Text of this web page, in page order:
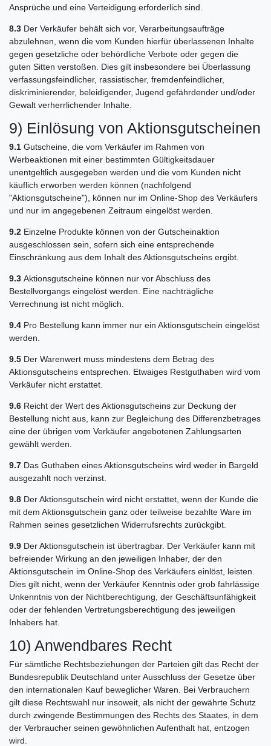
Ansprüche und eine Verteidigung erforderlich sind.
8.3 Der Verkäufer behält sich vor, Verarbeitungsaufträge
abzulehnen, wenn die vom Kunden hierfür überlassenen Inhalte
gegen gesetzliche oder behördliche Verbote oder gegen die
guten Sitten verstoßen. Dies gilt insbesondere bei Überlassung
verfassungsfeindlicher, rassistischer, fremdenfeindlicher,
diskriminierender, beleidigender, Jugend gefährdender und/oder
Gewalt verherrlichender Inhalte.
9) Einlösung von Aktionsgutscheinen
9.1 Gutscheine, die vom Verkäufer im Rahmen von
Werbeaktionen mit einer bestimmten Gültigkeitsdauer
unentgeltlich ausgegeben werden und die vom Kunden nicht
käuflich erworben werden können (nachfolgend
"Aktionsgutscheine"), können nur im Online-Shop des Verkäufers
und nur im angegebenen Zeitraum eingelöst werden.
9.2 Einzelne Produkte können von der Gutscheinaktion
ausgeschlossen sein, sofern sich eine entsprechende
Einschränkung aus dem Inhalt des Aktionsgutscheins ergibt.
9.3 Aktionsgutscheine können nur vor Abschluss des
Bestellvorgangs eingelöst werden. Eine nachträgliche
Verrechnung ist nicht möglich.
9.4 Pro Bestellung kann immer nur ein Aktionsgutschein eingelöst
werden.
9.5 Der Warenwert muss mindestens dem Betrag des
Aktionsgutscheins entsprechen. Etwaiges Restguthaben wird vom
Verkäufer nicht erstattet.
9.6 Reicht der Wert des Aktionsgutscheins zur Deckung der
Bestellung nicht aus, kann zur Begleichung des Differenzbetrages
eine der übrigen vom Verkäufer angebotenen Zahlungsarten
gewählt werden.
9.7 Das Guthaben eines Aktionsgutscheins wird weder in Bargeld
ausgezahlt noch verzinst.
9.8 Der Aktionsgutschein wird nicht erstattet, wenn der Kunde die
mit dem Aktionsgutschein ganz oder teilweise bezahlte Ware im
Rahmen seines gesetzlichen Widerrufsrechts zurückgibt.
9.9 Der Aktionsgutschein ist übertragbar. Der Verkäufer kann mit
befreiender Wirkung an den jeweiligen Inhaber, der den
Aktionsgutschein im Online-Shop des Verkäufers einlöst, leisten.
Dies gilt nicht, wenn der Verkäufer Kenntnis oder grob fahrlässige
Unkenntnis von der Nichtberechtigung, der Geschäftsunfähigkeit
oder der fehlenden Vertretungsberechtigung des jeweiligen
Inhabers hat.
10) Anwendbares Recht
Für sämtliche Rechtsbeziehungen der Parteien gilt das Recht der
Bundesrepublik Deutschland unter Ausschluss der Gesetze über
den internationalen Kauf beweglicher Waren. Bei Verbrauchern
gilt diese Rechtswahl nur insoweit, als nicht der gewährte Schutz
durch zwingende Bestimmungen des Rechts des Staates, in dem
der Verbraucher seinen gewöhnlichen Aufenthalt hat, entzogen
wird.